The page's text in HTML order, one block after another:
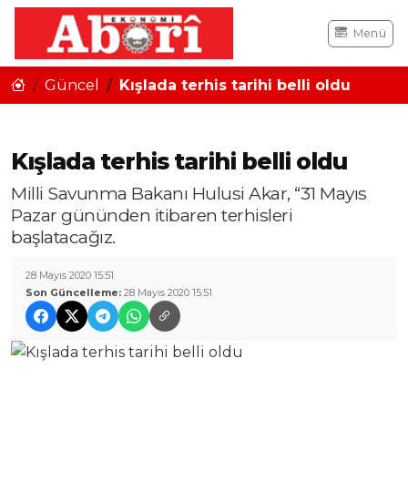
Menü
Güncel Kışlada terhis tarihi belli oldu
Kışlada terhis tarihi belli oldu
Milli Savunma Bakanı Hulusi Akar, “31 Mayıs
Pazar gününden itibaren terhisleri
başlatacağız.
28 Mayıs 2020 15:51
Son Güncelleme: 28 Mayıs 2020 15:51